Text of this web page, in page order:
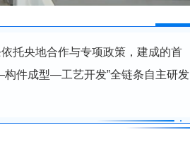
托央地合作与专项政策，建成的首
件成型—工艺开发”全链条自主研发